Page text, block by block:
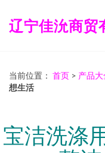
辽宁佳沇商贸
当前位置： 首页 > 产品大
想生活
宝洁洗涤